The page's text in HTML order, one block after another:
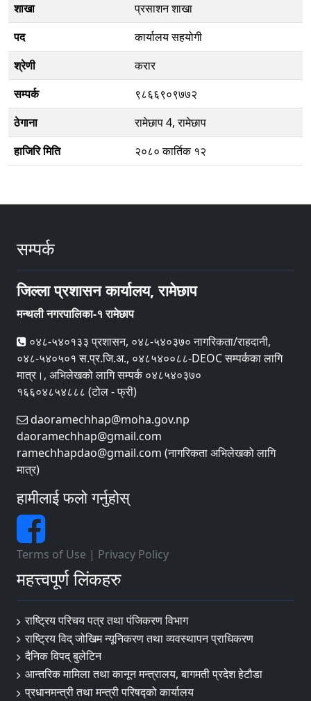
शाखा
प्रसाशन शाखा
पद
कार्यालय सहयोगी
श्रेणी
करार
सम्पर्क
९८६६९०९७७२
ठेगाना
रामेछाप 4, रामेछाप
हाजिरि मिति
२०८० कार्तिक १२
सम्पर्क
जिल्ला प्रशासन कार्यालय, रामेछाप
मन्थली नगरपालिका-१ रामेछाप
०४८-५४०१३३ प्रशासन, ०४८-५४०३७० नागरिकता/राहदानी,
०४८-५४०५०१ स.प्र.जि.अ., ०४८५४००८८-DEOC सम्पर्कका लागि
मात्र।, अभिलेखको लागि सम्पर्क ०४८५४०३७०
१६६०४८५४८८८ (टोल - फ्री)
daoramechhap@moha.gov.np
daoramechhap@gmail.com
ramechhapdao@gmail.com (नागरिकता अभिलेखको लागि
मात्र)
हामीलाई फलो गर्नुहोस्
Terms of Use | Privacy Policy
महत्त्वपूर्ण लिंकहरु
राष्ट्रिय परिचय पत्र तथा पंजिकरण विभाग
राष्ट्रिय विद् जोखिम न्यूनिकरण तथा व्यवस्थापन प्राधिकरण
दैनिक विपद् बुलेटिन
आन्तरिक मामिला तथा कानून मन्त्रालय, बागमती प्रदेश हेटौडा
प्रधानमन्त्री तथा मन्त्री परिषद्को कार्यालय